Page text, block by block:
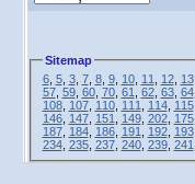
Sitemap
6, 5, 3, 7, 8, 9, 10, 11 12, 13,
57, 59, 60, 70, 61 62, 63, 64,
108, 107, 110, 111 114, 115,
146, 147, 151 149, 202, 175,
187, 184, 186, 191 192, 193,
234, 235, 237, 240, 239, 241